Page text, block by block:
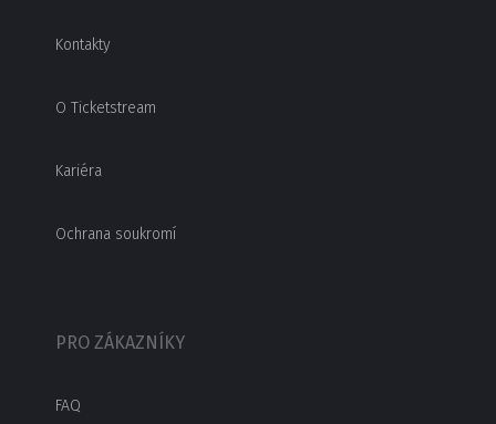
Kontakty
O Ticketstream
Kariéra
Ochrana soukromí
PRO ZÁKAZNÍKY
FAQ